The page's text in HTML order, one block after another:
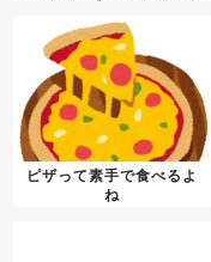
ピザって素手で食べるよ
ね